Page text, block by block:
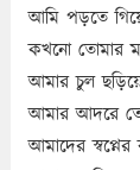
আমি পড়তে
কখনো তোমার
আমার চুল
আমার আদরে
আমাদের স্বপ্নের